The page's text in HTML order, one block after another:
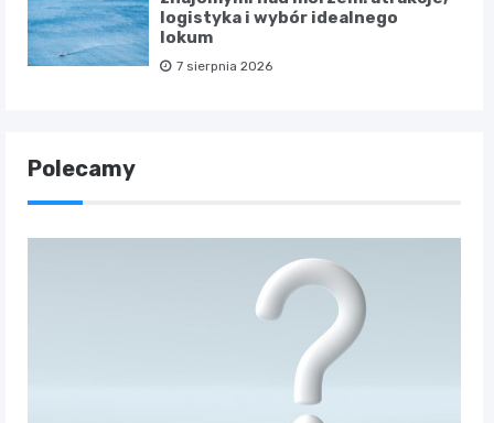
logistyka i wybór idealnego
lokum
7 sierpnia 2026
Polecamy